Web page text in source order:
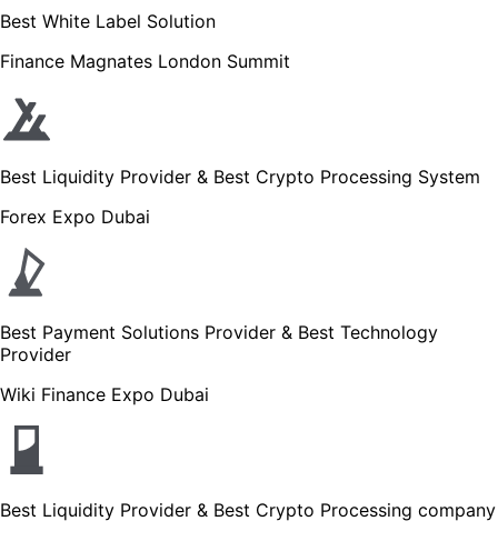
Best White Label Solution
Finance Magnates London Summit
Best Liquidity Provider & Best Crypto Processing System
Forex Expo Dubai
Best Payment Solutions Provider & Best Technology
Provider
Wiki Finance Expo Dubai
Best Liquidity Provider & Best Crypto Processing company